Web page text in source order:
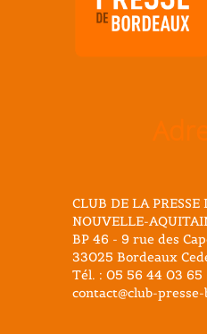
CLUB DE LA PRESSE
NOUVELLE-
BP 46 - 9 rue des
33025 Bordeaux
Tél. : 05 56 44 03 65
contact@club-